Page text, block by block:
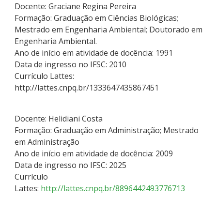
Docente: Graciane Regina Pereira
Formação: Graduação em Ciências Biológicas;
Mestrado em Engenharia Ambiental; Doutorado em
Engenharia Ambiental.
Ano de início em atividade de docência: 1991
Data de ingresso no IFSC: 2010
Currículo Lattes:
http://lattes.cnpq.br/1333647435867451
Docente: Helidiani Costa
Formação: Graduação em Administração; Mestrado
em Administração
Ano de início em atividade de docência: 2009
Data de ingresso no IFSC: 2025
Currículo
Lattes: http://lattes.cnpq.br/8896442493776713